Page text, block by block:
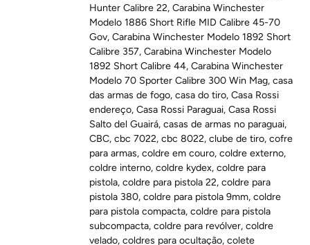
Hunter Calibre 22,Carabina Winchester
Modelo 1886 Short Rifle MID Calibre 45-70
Gov,Carabina Winchester Modelo 1892 Short
Calibre 357,Carabina Winchester Modelo
1892 Short Calibre 44,Carabina Winchester
Modelo 70 Sporter Calibre 300 Win Mag,casa
das armas de fogo,casa do tiro,Casa Rossi
endereço,Casa Rossi Paraguai,Casa Rossi
Salto del Guairá,casas de armas no paraguai,
CBC,cbc 7022,cbc 8022,clube de tiro,cofre
para armas,coldre em couro,coldre externo,
coldre interno,coldre kydex,coldre para
pistola,coldre para pistola 22,coldre para
pistola 380,coldre para pistola 9mm,coldre
para pistola compacta,coldre para pistola
subcompacta,coldre para revólver,coldre
velado,coldres para ocultação,colete